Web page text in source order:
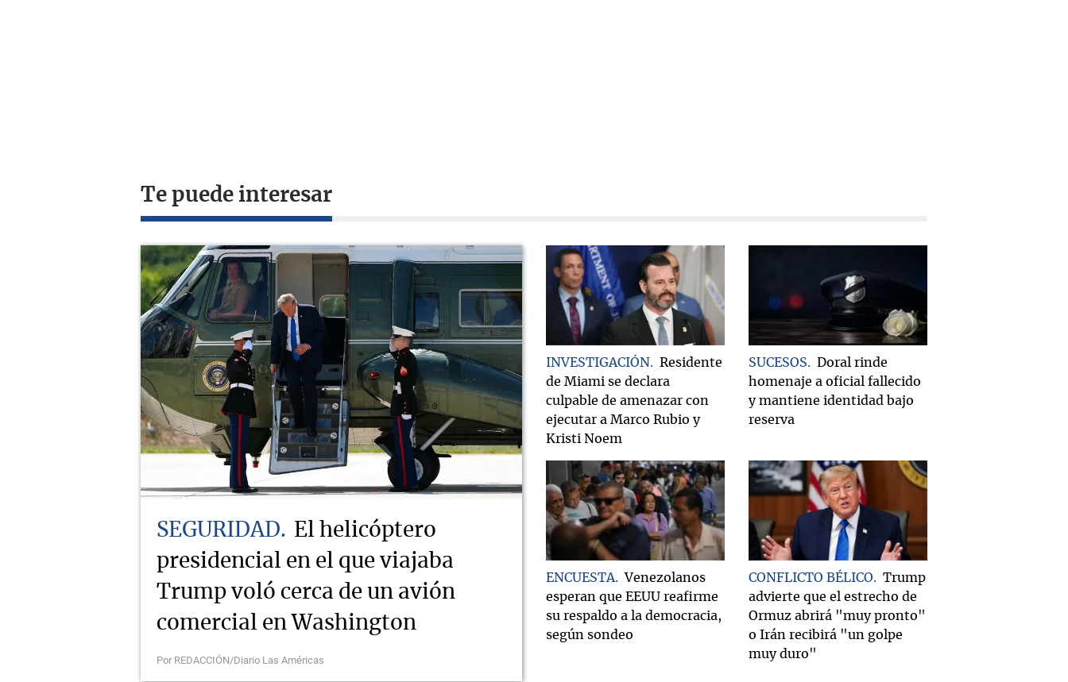
Te puede interesar
SEGURIDAD
El helicóptero
presidencial en el que viajaba
Trump voló cerca de un avión
comercial en Washington
Por REDACCIÓN/Diario Las Américas
INVESTIGACIÓN
Residente
de Miami se declara
culpable de amenazar con
ejecutar a Marco Rubio y
Kristi Noem
SUCESOS
Doral rinde
homenaje a oficial fallecido
y mantiene identidad bajo
reserva
ENCUESTA
Venezolanos
esperan que EEUU reafirme
su respaldo a la democracia,
según sondeo
CONFLICTO BÉLICO
Trump
advierte que el estrecho de
Ormuz abrirá "muy pronto"
o Irán recibirá "un golpe
muy duro"